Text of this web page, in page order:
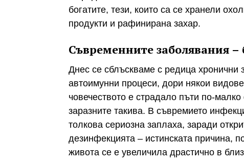
богатите, тези, които са се хранели
продукти и рафинирана захар.
Съвременните заболявания
Днес се сблъскваме с редица
автоимунни процеси, дори някои
човечеството е страдало пъти по-
заразните такива. В съвремието
толкова сериозна заплаха, заради
дезинфекцията – истинската причина,
живота се е увеличила драстично в